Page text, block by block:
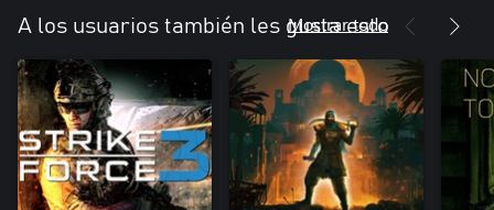
A los usuarios también les gusta esto
Mostrar todo